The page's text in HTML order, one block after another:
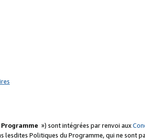
») sont intégrées par renvoi aux
lesdites Politiques du Programme, qui ne sont